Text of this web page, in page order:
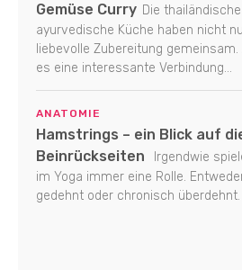
Gemüse Curry Die
ayurvedische Küche haben nicht
liebevolle Zubereitung
es eine interessante Verbindung...
ANATOMIE
Hamstrings – ein Blick auf
Beinrückseiten
Irgendwie
im Yoga immer eine Rolle.
gedehnt oder chronisch überdehnt.